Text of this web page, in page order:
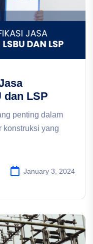
dan LSP
penting dalam
konstruksi yang
January 3, 2024